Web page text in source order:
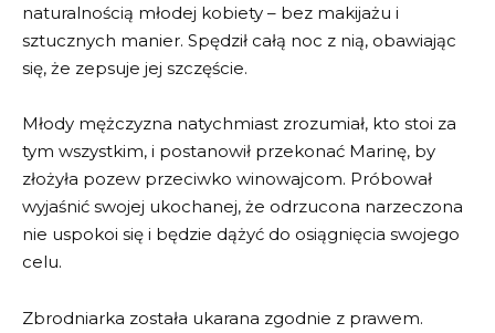
naturalnością młodej kobiety – bez makijażu i
sztucznych manier. Spędził całą noc z nią, obawiając
się, że zepsuje jej szczęście.
Młody mężczyzna natychmiast zrozumiał, kto stoi za
tym wszystkim, i postanowił przekonać Marinę, by
złożyła pozew przeciwko winowajcom. Próbował
wyjaśnić swojej ukochanej, że odrzucona narzeczona
nie uspokoi się i będzie dążyć do osiągnięcia swojego
celu.
Zbrodniarka została ukarana zgodnie z prawem.